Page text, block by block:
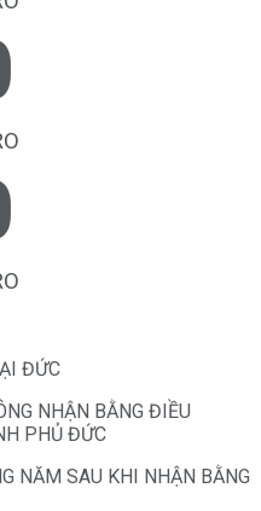
ĐỨC
NHẬN BẰNG ĐIỀU
PHỦ ĐỨC
NĂM SAU KHI NHẬN BẰNG